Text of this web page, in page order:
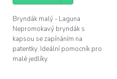
Bryndák malý - Laguna
Nepromokavý bryndák s
kapsou se zapínáním na
patentky. Ideální pomocník pro
malé jedlíky.